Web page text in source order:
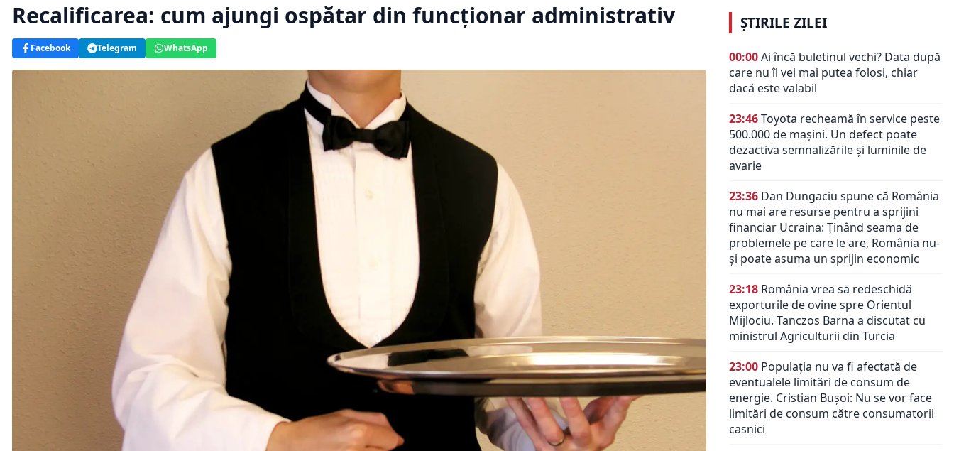
Recalificarea: cum ajungi ospătar din funcţionar administrativ
Facebook Telegram WhatsApp
ȘTIRILE ZILEI
00:00Ai încă buletinul vechi? Data după
care nu îl vei mai putea folosi, chiar
dacă este valabil
23:46Toyota recheamă în service peste
500.000 de mașini. Un defect poate
dezactiva semnalizările și luminile de
avarie
23:36 Dan Dungaciu spune că România
nu mai are resurse pentru a sprijini
financiar Ucraina: Ținând seama de
problemele pe care le are, România nu-
și poate asuma un sprijin economic
23:18 România vrea să redeschidă
exporturile de ovine spre Orientul
Mijlociu. Tanczos Barna a discutat cu
ministrul Agriculturii din Turcia
23:00 Populația nu va fi afectată de
eventualele limitări de consum de
energie. Cristian Bușoi: Nu se vor face
limitări de consum către consumatorii
casnici